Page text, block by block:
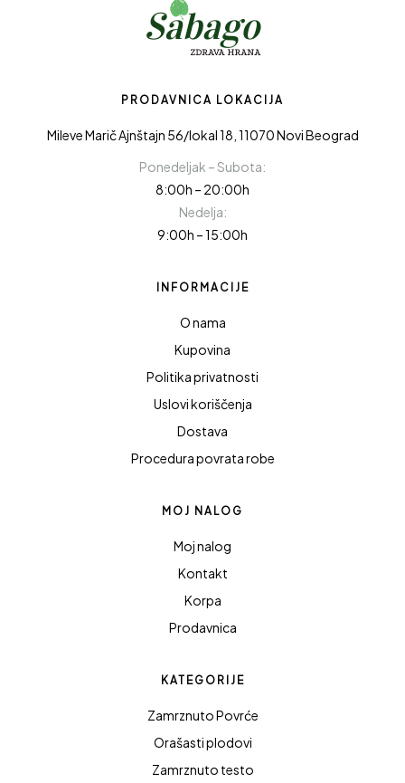
PRODAVNICA LOKACIJA
Mileve Marič Ajnštajn 56/lokal 18, 11070 Novi Beograd
Ponedeljak – Subota:
8:00h – 20:00h
Nedelja:
9:00h – 15:00h
INFORMACIJE
O nama
Kupovina
Politika privatnosti
Uslovi koriščenja
Dostava
Procedura povrata robe
MOJ NALOG
Moj nalog
Kontakt
Korpa
Prodavnica
KATEGORIJE
Zamrznuto Povrće
Orašasti plodovi
Zamrznuto testo